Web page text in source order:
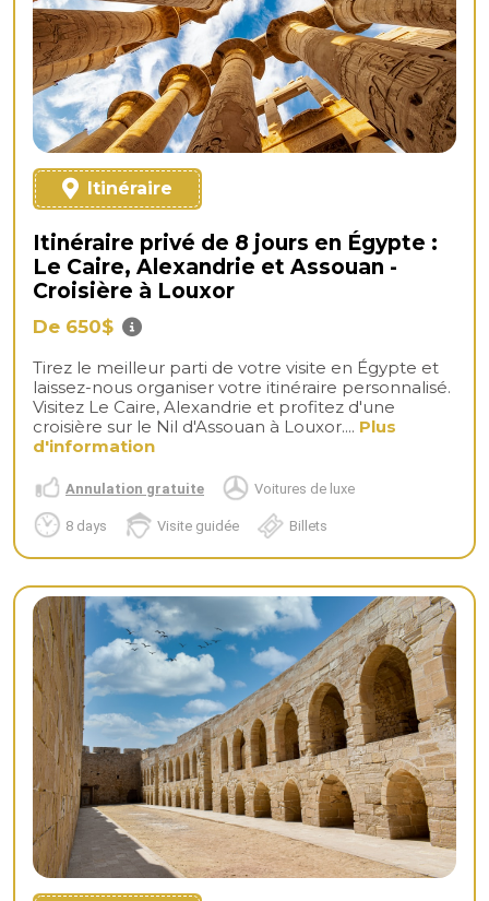
Itinéraire
Itinéraire privé de 8 jours en Égypte :
Le Caire, Alexandrie et Assouan -
Croisière à Louxor
De 650$
Tirez le meilleur parti de votre visite en Égypte et
laissez-nous organiser votre itinéraire personnalisé.
Visitez Le Caire, Alexandrie et profitez d'une
croisière sur le Nil d'Assouan à Louxor.... Plus
d'information
Annulation gratuite Voitures de luxe
8 days Visite guidée Billets